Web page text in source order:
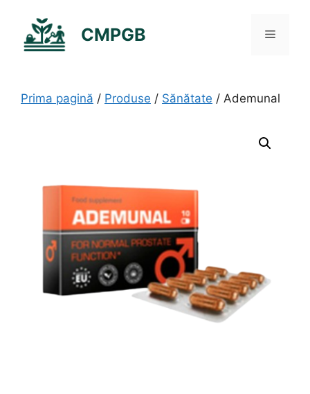
conținut
CMPGB Meniu
Prima pagină / Produse / Sănătate / Ademunal